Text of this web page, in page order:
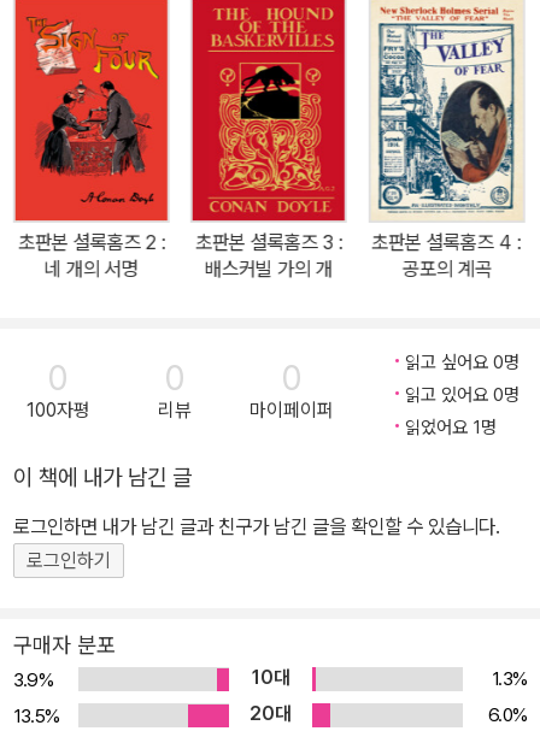
설을 접목하여 새로운 문학 작품의 장르가 만들어지는 데 크게 기여
한 작품을 꼽으라면 단연 ‘셜록 홈즈 시리즈’다. 1887년 《주홍색 연
구》가 출간되고 나서 130년이 흐른 지금까지 셜록 홈즈는 끊임없이
회자되어왔다. ‘셜록 홈즈’는 작가가 만들어낸 가상의 인물이지만, 실
존 인물로 착각할 만큼 그 파급력이 어마어마했다. 특히 《주홍색 연
구》는 ‘셜록 홈즈 시리즈’의 첫 번째 작품으로, ‘셜록 홈즈’라는 인물
을 탄생시킨 장편소설이자, 왓슨과 홈즈가 처음 만나게 되는 기념비
적 작품이다. 사건의 해결점을 향해 숨 가쁘게 내달리는 긴장감과 사
서 문학적 의의가 크다고 할 수 있다. 다수의 번역 작품으로 검증된 공
경희 완역본! ‘셜록 홈즈’ 탄생 130주년을 맞아, 공경희 완역본을 새
롭게 출간했다. 셜록 홈즈 시리즈의 첫 번째 장편소설로 크게 주목을
희 번역본으로 새롭게 태어났다. 그간 번역한 작품으로는 《시간의 모
래밭》 《매디슨 카운티의 다리》 《모리와 함께한 화요일》 《타샤의 정
원》 《호밀밭의 파수꾼》 《파이 이야기》 등이 있으며, 지금도 왕성한
휴의 작품 해설도 함께 만날 수 있다. 이와 더불어 초판본 원본보다 더
다채롭고 풍성한 일러스트가 실려 있어, 독자들에게 보다 풍성한 볼
거리를 제공한다.
초판본 셜록홈즈 2 :
네 개의 서명
초판본 셜록홈즈 3 :
배스커빌 가의 개
초판본 셜록홈즈 4 :
공포의 계곡
0
100자평
0
리뷰
0
마이페이퍼
읽고 싶어요 0명
읽고 있어요 0명
읽었어요 1명
이 책에 내가 남긴 글
로그인하면 내가 남긴 글과 친구가 남긴 글을 확인할 수 있습니다.
로그인하기
구매자 분포
3.9% 10대
1.3%
13.5%
20대
6.0%